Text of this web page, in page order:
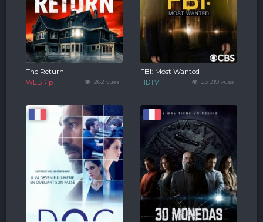
262 vues
The Return
WEBRip 23 219 vues
FBI: Most Wanted
HDTV